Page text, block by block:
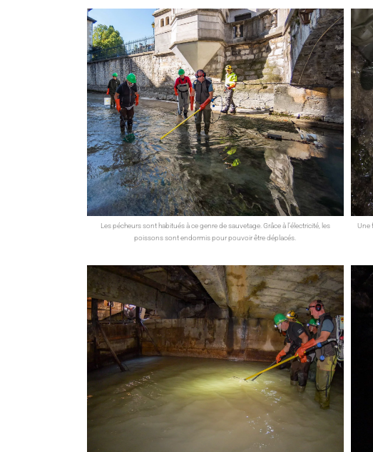
Les pécheurs sont habitués à ce genre de sauvetage. Grâce à l’électricité, les
poissons sont endormis pour pouvoir être déplacés.
Une